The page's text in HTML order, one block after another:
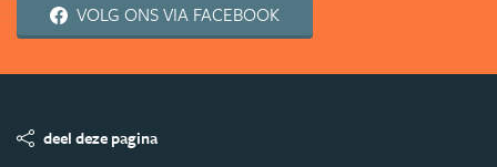
VOLG ONS VIA FACEBOOK
deel deze pagina